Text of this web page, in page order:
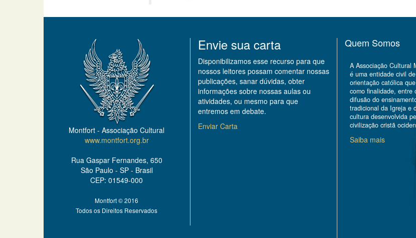
Montfort - Associação Cultural
www.montfort.org.br
Rua Gaspar Fernandes, 650
São Paulo - SP - Brasil
CEP: 01549-000
Montfort © 2016
Todos os Direitos Reservados
Envie sua carta
Disponibilizamos esse recurso para que
nossos leitores possam comentar nossas
publicações, sanar dúvidas, obter
informações sobre nossas aulas ou
atividades, ou mesmo para que
entremos em debate.
Enviar Carta
Quem Somos
A Associação Cultural
é uma entidade civil de
orientação católica
como finalidade, entre
difusão do
tradicional da Igreja e
cultura desenvolvida
civilização cristã
Saiba mais